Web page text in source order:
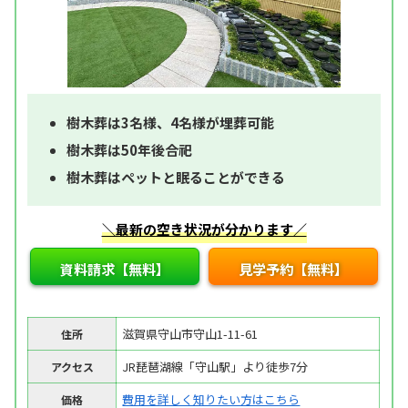
樹木葬は3名様、4名様が埋葬可能
樹木葬は50年後合祀
樹木葬はペットと眠ることができる
＼最新の空き状況が分かります／
資料請求【無料】 見学予約【無料】
住所 滋賀県守山市守山1-11-61
アクセス JR琵琶湖線「守山駅」より徒歩7分
価格 費用を詳しく知りたい方はこちら